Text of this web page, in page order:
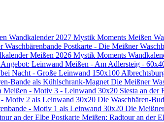
Mystik Moments Meißen
Postkarte - Die Meißner
Mystik Moments
Die Meißner
Siesta an
Die Waschbären-
Die
Postkarte Meißen: Radtour an der